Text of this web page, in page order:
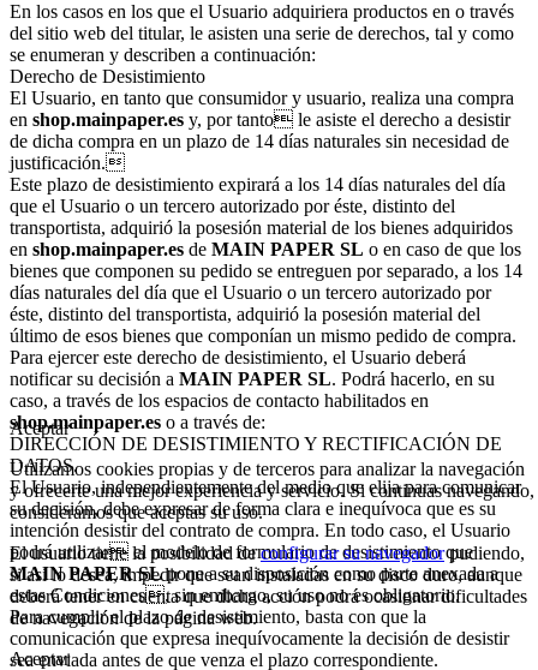
En los casos en los que el Usuario adquiriera productos en o través
del sitio web del titular, le asisten una serie de derechos, tal y como
se enumeran y describen a continuación:
Derecho de Desistimiento
El Usuario, en tanto que consumidor y usuario, realiza una compra
en shop.mainpaper.es y, por tanto le asiste el derecho a desistir
de dicha compra en un plazo de 14 días naturales sin necesidad de
justificación.
Este plazo de desistimiento expirará a los 14 días naturales del día
que el Usuario o un tercero autorizado por éste, distinto del
transportista, adquirió la posesión material de los bienes adquiridos
en shop.mainpaper.es de MAIN PAPER SL o en caso de que los
bienes que componen su pedido se entreguen por separado, a los 14
días naturales del día que el Usuario o un tercero autorizado por
éste, distinto del transportista, adquirió la posesión material del
último de esos bienes que componían un mismo pedido de compra.
Para ejercer este derecho de desistimiento, el Usuario deberá
notificar su decisión a MAIN PAPER SL. Podrá hacerlo, en su
caso, a través de los espacios de contacto habilitados en
shop.mainpaper.es o a través de:
DIRECCIÓN DE DESISTIMIENTO Y RECTIFICACIÓN DE
DATOS.
El Usuario, independientemente del medio que elija para comunicar
su decisión, debe expresar de forma clara e inequívoca que es su
intención desistir del contrato de compra. En todo caso, el Usuario
podrá utilizar el modelo de formulario de desistimiento que
MAIN PAPER SLpone a su disposición como parte anexada a
estas Condiciones, sin embargo, su uso no es obligatorio.
Para cumplir el plazo de desistimiento, basta con que la
comunicación que expresa inequívocamente la decisión de desistir
sea enviada antes de que venza el plazo correspondiente.
Aceptar
Utilizamos cookies propias y de terceros para analizar la navegación
y ofrecerte una mejor experiencia y servicio. Si continuas navegando,
consideramos que aceptas su uso.
El usuario tiene la posibilidad deconfigurar su navegadorpudiendo,
si así lo desea, impedir que sean instaladas en su disco duro, aunque
deberá tener en cuenta que dicha acción podrá ocasionar dificultades
de navegación de la página web.
Aceptar